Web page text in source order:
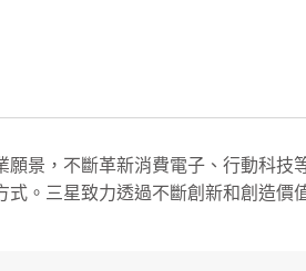
景，不斷革新消費電子、行動科技
。三星致力透過不斷創新和創造價